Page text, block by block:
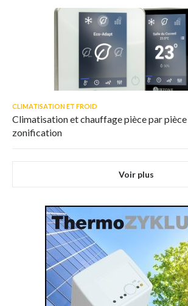
CLIMATISATION ET FROID
Climatisation et chauffage pièce par
zonification
Voir plus